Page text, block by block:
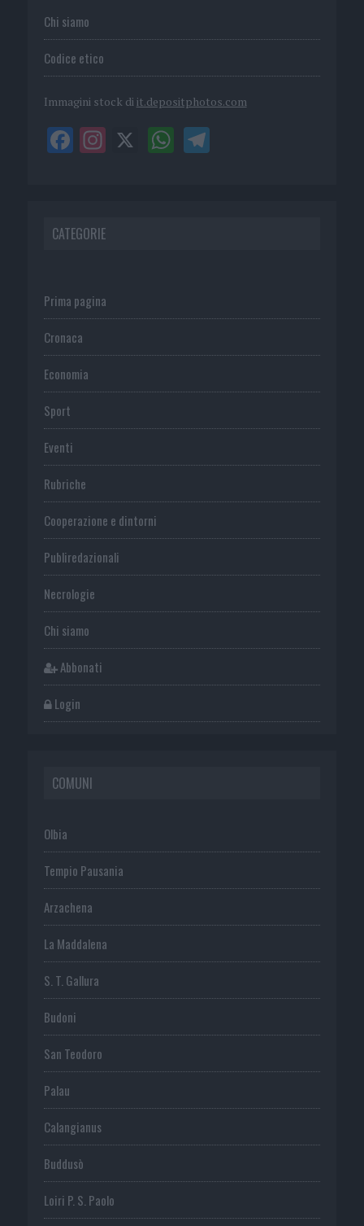
Chi siamo
Codice etico
Immagini stock di it.depositphotos.com
CATEGORIE
Prima pagina
Cronaca
Economia
Sport
Eventi
Rubriche
Cooperazione e dintorni
Publiredazionali
Necrologie
Chi siamo
Abbonati
Login
COMUNI
Olbia
Tempio Pausania
Arzachena
La Maddalena
S. T. Gallura
Budoni
San Teodoro
Palau
Calangianus
Buddusò
Loiri P. S. Paolo